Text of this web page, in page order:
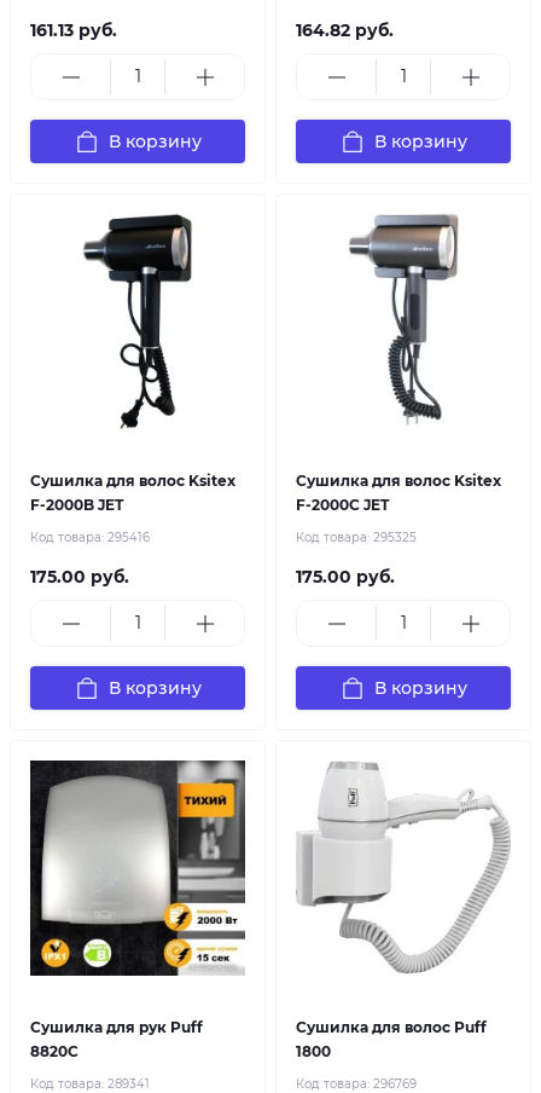
161.13 руб.
В корзину
164.82 руб.
В корзину
Сушилка для волос Ksitex
F-2000B JET
Код товара: 295416
175.00 руб.
В корзину
Сушилка для волос Ksitex
F-2000C JET
Код товара: 295325
175.00 руб.
В корзину
Сушилка для рук Puff
8820C
Код товара: 289341
Сушилка для волос Puff
1800
Код товара: 296769